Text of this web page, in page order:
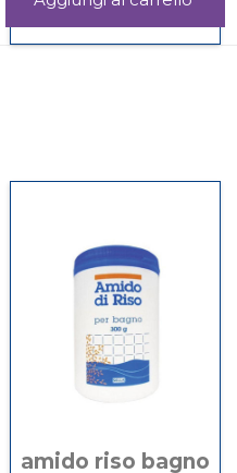
Informazioni
su ALLGASAN
amido riso bagno